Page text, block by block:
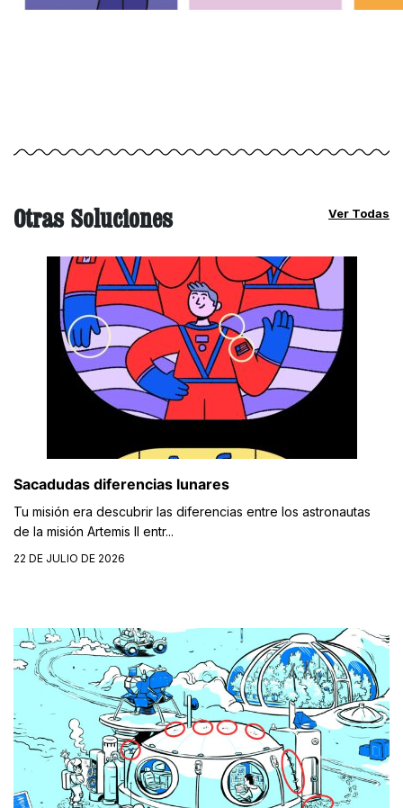
Otras Soluciones Ver Todas
Sacadudas diferencias lunares
Tu misión era descubrir las diferencias entre los astronautas
de la misión Artemis II entr...
22 DE JULIO DE 2026